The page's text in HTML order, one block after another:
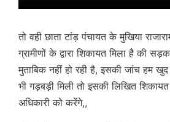
तो वही छाता टांड़ पंचायत के मुखिया
ग्रामीणों के द्वारा शिकायत मिला है की
मुताबिक नहीं हो रही है, इसकी जांच हम
भी गड़बड़ी मिली तो इसकी लिखित
अधिकारी को करेंगे,,